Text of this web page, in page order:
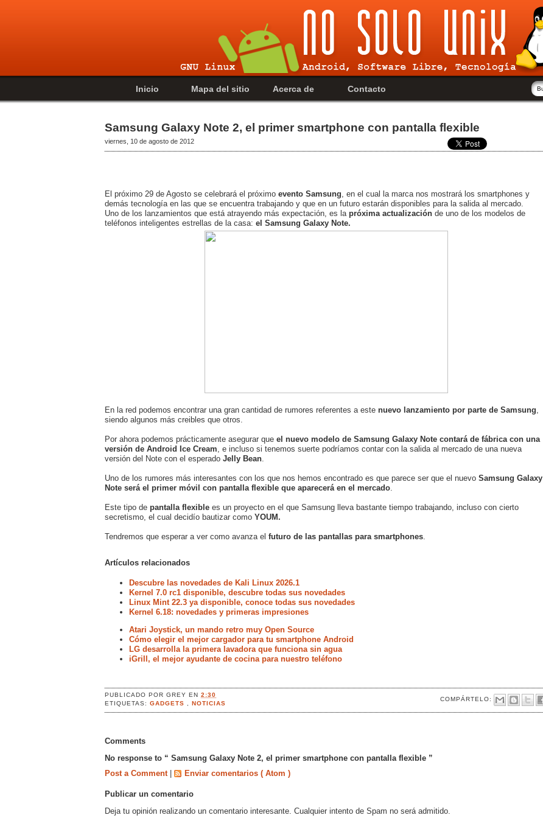
Inicio Mapa del sitio Acerca de Contacto
Samsung Galaxy Note 2, el primer smartphone con pantalla flexible
viernes, 10 de agosto de 2012
El próximo 29 de Agosto se celebrará el próximo evento Samsung , en el cual la marca nos mostrará los smartphones y
demás tecnología en las que se encuentra trabajando y que en un futuro estarán disponibles para la salida al mercado.
Uno de los lanzamientos que está atrayendo más expectación, es la próxima actualización de uno de los modelos de
teléfonos inteligentes estrellas de la casa: el Samsung Galaxy Note.
En la red podemos encontrar una gran cantidad de rumores referentes a este nuevo lanzamiento por parte de Samsung
siendo algunos más creibles que otros.
Por ahora podemos prácticamente asegurar que el nuevo modelo de Samsung Galaxy Note contará de fábrica con una
versión de Android Ice Cream , e incluso si tenemos suerte podríamos contar con la salida al mercado de una nueva
versión del Note con el esperado Jelly Bean
Uno de los rumores más interesantes con los que nos hemos encontrado es que parece ser que el nuevo Samsung Galaxy
Note será el primer móvil con pantalla flexible que aparecerá en el mercado
Este tipo de pantalla flexible es un proyecto en el que Samsung lleva bastante tiempo trabajando, incluso con cierto
secretismo, el cual decidío bautizar como YOUM.
Tendremos que esperar a ver como avanza el futuro de las pantallas para smartphones
Artículos relacionados
Descubre las novedades de Kali Linux 2026.1
Kernel 7.0 rc1 disponible, descubre todas sus novedades
Linux Mint 22.3 ya disponible, conoce todas sus novedades
Kernel 6.18: novedades y primeras impresiones
Atari Joystick, un mando retro muy Open Source
Cómo elegir el mejor cargador para tu smartphone Android
LG desarrolla la primera lavadora que funciona sin agua
iGrill, el mejor ayudante de cocina para nuestro teléfono
PUBLICADO PORGREYEN2:30
COMPÁRTELO:
ETIQUETAS:GADGETS ,NOTICIAS
Comments
No response to “ Samsung Galaxy Note 2, el primer smartphone con pantalla flexible ”
Post a Comment
Enviar comentarios ( Atom )
Publicar un comentario
Deja tu opinión realizando un comentario interesante. Cualquier intento de Spam no será admitido.